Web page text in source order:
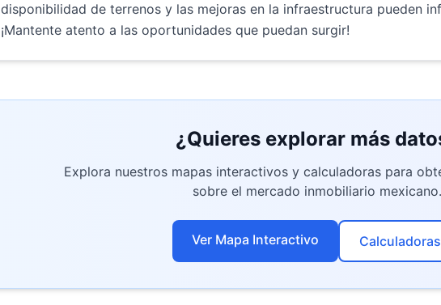
disponibilidad de terrenos y las mejoras en la infraestructura pueden
¡Mantente atento a las oportunidades que puedan surgir!
¿Quieres explorar más
Explora nuestros mapas interactivos y calculadoras para
sobre el mercado inmobiliario mexicano.
Ver Mapa Interactivo Calculadoras